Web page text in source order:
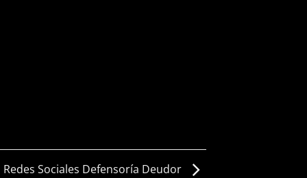
Redes Sociales Defensoría Deudor